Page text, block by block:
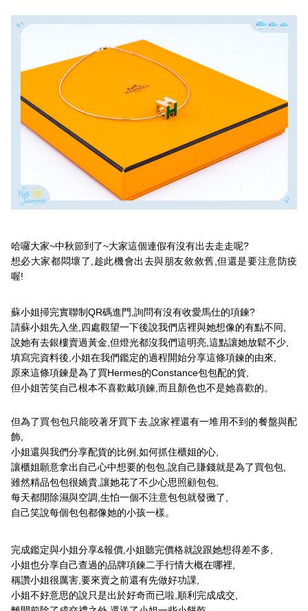
哈囉大家~中秋節到了~大家這個連假有沒有出去走走呢?
想必大家都悶壞了,趁此機會出去與朋友敘敘舊,但還是要注意防疫
喔!
蘇小姐掃完實聯制QR碼進門,詢問有沒有收愛馬仕的項鍊?
請蘇小姐先入坐,四處觀望一下後說我們店裡與她想像的有點不同,
說她有去銀樓賣過黃金,但燈光都沒我們這明亮,這點讓她放鬆不少,
填寫完資料後,小姐在我們鑑定的過程開始分享這條項鍊的由來,
原來這條項鍊是為了買Hermes的Constance包包配的貨,
但小姐苦笑自己根本不喜歡戴項鍊,而且顏色也不是她喜歡的。
但為了買包包只能咬著牙買下去,說家裡還有一堆用不到的餐盤與配
飾,
小姐還與我們分享配貨的比例,如何抓住櫃姐的心,
讓櫃姐願意拿出自己心中想要的包包,說自己賺錢就是為了買包包,
雖然精品包包很嬌貴,讓她花了不少心思照顧包包,
每天都開除濕與空調,生怕一個不注意包包就發黴了,
自己笑說每個包包都像她的小孩一樣。
完成鑑定與小姐分享&報價,小姐聽完價格就說跟她想得差不多,
小姐也分享自己查過的品牌項鍊二手行情大概在哪裡,
稱讚小姐很厲害,要來賣之前還有先做好功課,
小姐不好意思的說只是出於好奇而已啦,順利完成成交,